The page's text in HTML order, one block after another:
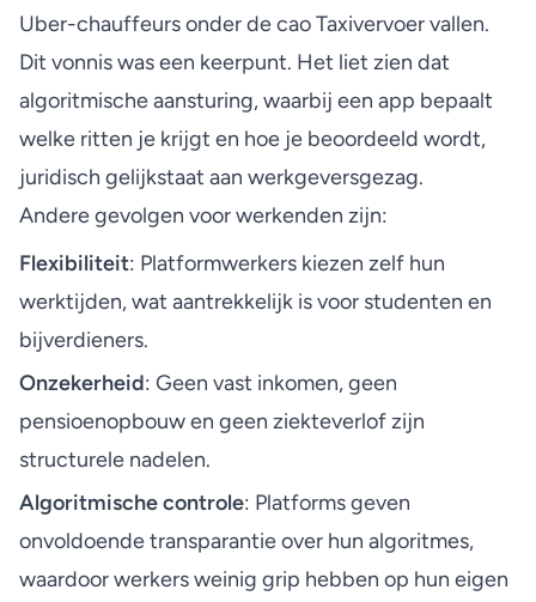
Uber-chauffeursonder de cao Taxivervoer vallen.
Dit vonnis was een keerpunt. Het liet zien dat
algoritmische aansturing, waarbij een app bepaalt
welke ritten je krijgt en hoe je beoordeeld wordt,
juridisch gelijkstaat aan werkgeversgezag.
Andere gevolgen voor werkenden zijn:
Flexibiliteit: Platformwerkers kiezen zelf hun
werktijden, wat aantrekkelijk is voor studenten en
bijverdieners.
Onzekerheid: Geen vast inkomen, geen
pensioenopbouw en geen ziekteverlof zijn
structurele nadelen.
Algoritmische controle: Platforms geven
onvoldoende transparantie over hun algoritmes,
waardoor werkers weinig grip hebben op hun eigen